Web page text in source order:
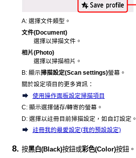
A:選擇文件類型。
文件(Document)
選擇以掃描文件。
相片(Photo)
選擇以掃描相片。
B:顯示掃描設定(Scan settings)螢幕。
關於設定項目的更多資訊：
使用操作面板設定掃描項目
C:顯示選擇儲存/轉寄的螢幕。
D:選擇以註冊目前掃描設定，如自訂設定。
註冊我的最愛設定(我的預設設定)
按黑白(Black)按鈕或彩色(Color)按鈕。